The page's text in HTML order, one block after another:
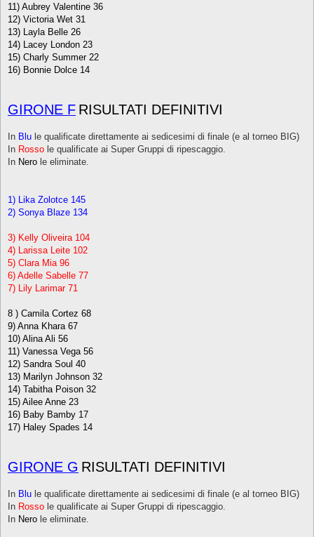
11) Aubrey Valentine 36
12) Victoria Wet 31
13) Layla Belle 26
14) Lacey London 23
15) Charly Summer 22
16) Bonnie Dolce 14
GIRONE F RISULTATI DEFINITIVI
In Blu le qualificate direttamente ai sedicesimi di finale (e al torneo BIG)
In Rosso le qualificate ai Super Gruppi di ripescaggio.
In Nero le eliminate.
1) Lika Zolotce 145
2) Sonya Blaze 134
3) Kelly Oliveira 104
4) Larissa Leite 102
5) Clara Mia 96
6) Adelle Sabelle 77
7) Lily Larimar 71
8 ) Camila Cortez 68
9) Anna Khara 67
10) Alina Ali 56
11) Vanessa Vega 56
12) Sandra Soul 40
13) Marilyn Johnson 32
14) Tabitha Poison 32
15) Ailee Anne 23
16) Baby Bamby 17
17) Haley Spades 14
GIRONE G RISULTATI DEFINITIVI
In Blu le qualificate direttamente ai sedicesimi di finale (e al torneo BIG)
In Rosso le qualificate ai Super Gruppi di ripescaggio.
In Nero le eliminate.